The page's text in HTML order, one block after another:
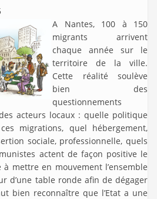
A Nantes, 100 à 150
migrants arrivent
chaque année sur le
territoire de la ville.
Cette réalité soulève
bien des
questionnements
acteurs locaux : quelle politique
migrations, quel hébergement,
sociale, professionnelle, quels
actent de façon positive le
mettre en mouvement l’ensemble
d’une table ronde afin de dégager
bien reconnaître que l’Etat a une